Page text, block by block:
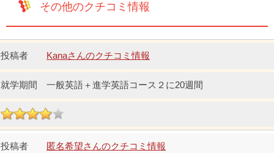
その他のクチコミ情報
Kanaさんのクチコミ情報
一般英語＋進学英語コース２に20週間
匿名希望さんのクチコミ情報